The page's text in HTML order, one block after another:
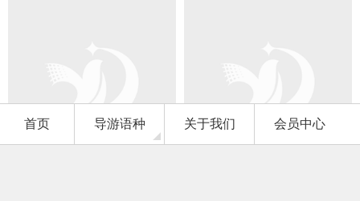
首页 导游语种 关于我们 会员中心